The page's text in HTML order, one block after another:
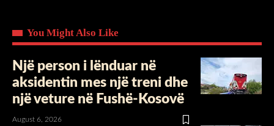
You Might Also Like
Një person i lënduar në
aksidentin mes një treni dhe
një veture në Fushë-Kosovë
August 6, 2026